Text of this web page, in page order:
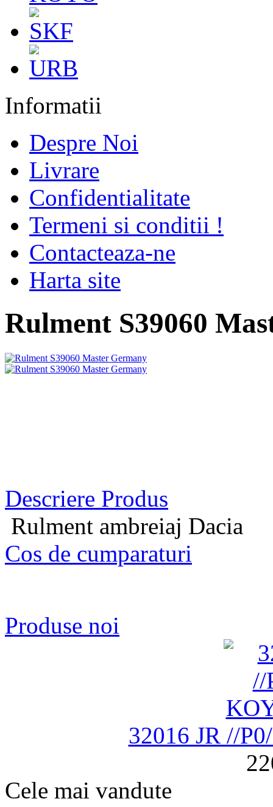
Informatii
Despre Noi
Livrare
Confidentialitate
Termeni si conditii !
Contacteaza-ne
Harta site
Rulment S39060
Descriere Produs
Rulment ambreiaj Dacia
Cos de cumparaturi
Produse noi
32016 JR //
Cele mai vandute